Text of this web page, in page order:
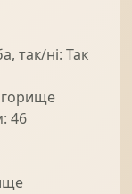
так/ні: Так
горище
46